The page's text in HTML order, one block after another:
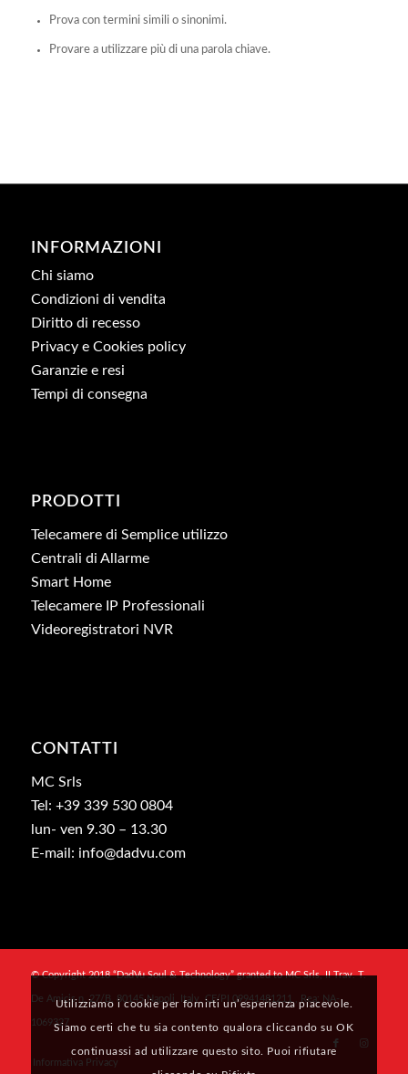
Prova con termini simili o sinonimi.
Provare a utilizzare più di una parola chiave.
INFORMAZIONI
Chi siamo
Condizioni di vendita
Diritto di recesso
Privacy e Cookies policy
Garanzie e resi
Tempi di consegna
PRODOTTI
Telecamere di Semplice utilizzo
Centrali di Allarme
Smart Home
Telecamere IP Professionali
Videoregistratori NVR
CONTATTI
MC Srls
Tel: +39 339 530 0804
lun- ven 9.30 – 13.30
E-mail: info@dadvu.com
© Copyright 2018 “DadVu Soul & Technology” granted to MC Srls, II Trav. T.
De Amicis n. 27/B, 80145 Napoli, Italy, CF/PI 09941481211 , Rea: NA-
1069327
Informativa Privacy
Utilizziamo i cookie per fornirti un’esperienza piacevole.
Siamo certi che tu sia contento qualora cliccando su OK
continuassi ad utilizzare questo sito. Puoi rifiutare